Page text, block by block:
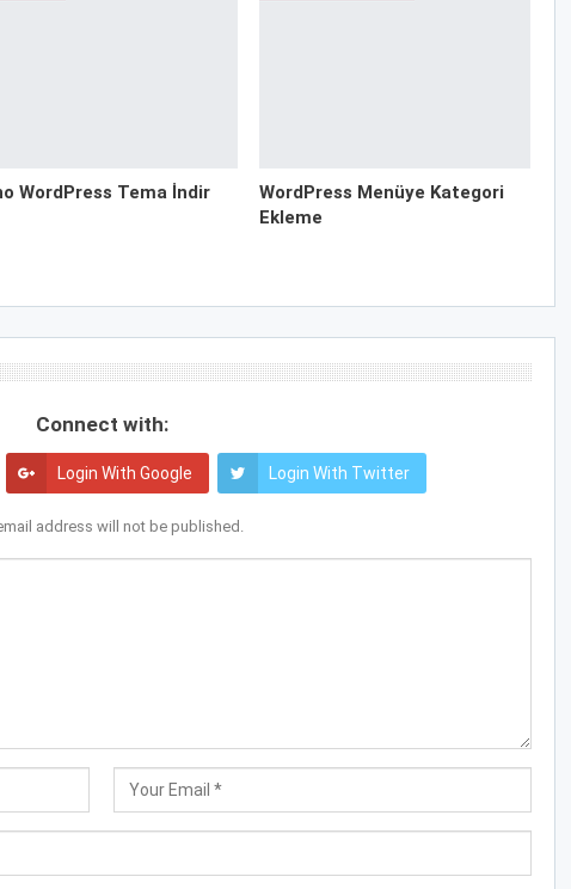
WordPress Tema İndir
WordPress Menüye Kategori
Ekleme
Connect with:
Login With Google Login With Twitter
address will not be published.